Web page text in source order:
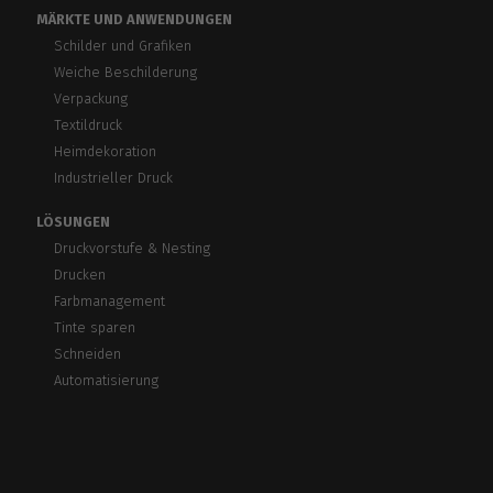
MÄRKTE UND ANWENDUNGEN
Schilder und Grafiken
Weiche Beschilderung
Verpackung
Textildruck
Heimdekoration
Industrieller Druck
LÖSUNGEN
Druckvorstufe & Nesting
Drucken
Farbmanagement
Tinte sparen
Schneiden
Automatisierung